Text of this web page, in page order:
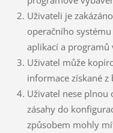
Uživateli je
operačního
aplikací a programů
Uživatel může
informace získané
Uživatel nese plnou
zásahy do
způsobem mohly